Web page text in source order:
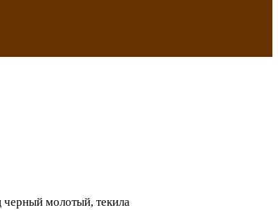
черный молотый, текила